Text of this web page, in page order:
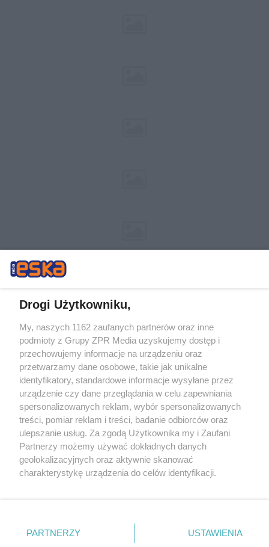
Żaden utwór zamieszczony w serwisie nie może być powielany i
rozpowszechniany lub dalej rozpowszechniany w jakikolwiek sposób (w
tym także elektroniczny lub mechaniczny) na jakimkolwiek polu
eksploatacji w jakiejkolwiek formie, włącznie z umieszczaniem w
Internecie bez pisemnej zgody właściciela praw. Jakiekolwiek użycie lub
wykorzystanie utworów w całości lub w części z naruszeniem prawa,
tzn. bez właściwej zgody, jest zabronione pod groźbą kary i może być
ścigane prawnie.
Drogi Użytkowniku,
My, naszych 1162 zaufanych partnerów oraz inne
podmioty z Grupy ZPR Media uzyskujemy dostęp i
przechowujemy informacje na urządzeniu oraz
przetwarzamy dane osobowe, takie jak unikalne
identyfikatory, standardowe informacje wysyłane przez
urządzenie czy dane przeglądania w celu zapewniania
spersonalizowanych reklam, wybór spersonalizowanych
treści, pomiar reklam i treści, badanie odbiorców oraz
ulepszanie usług. Za zgodą Użytkownika my i Zaufani
Partnerzy możemy używać dokładnych danych
geolokalizacyjnych oraz aktywnie skanować
charakterystykę urządzenia do celów identyfikacji.
zmienić/wycofać klikając przycisk ustawień prywatności
znajdujący się w lewym dolnym rogu strony
PARTNERZY USTAWIENIA